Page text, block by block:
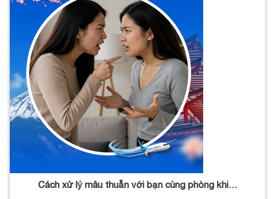
Cách xử lý mâu thuẫn với bạn cùng phòng khi…